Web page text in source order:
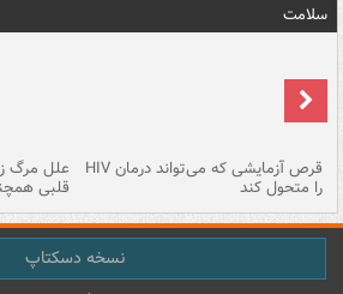
سلامت
قرص آزمایشی که می‌تواند درمان HIV
را متحول کند
علل مرگ
قلبی
نسخه دسکتاپ